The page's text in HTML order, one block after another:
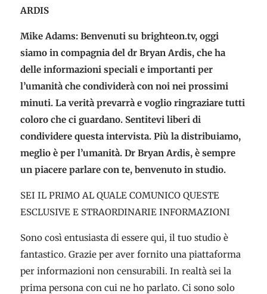
ARDIS
Mike Adams: Benvenuti su brighteon.tv, oggi
siamo in compagnia del dr Bryan Ardis, che ha
delle informazioni speciali e importanti per
l’umanità che condividerà con noi nei prossimi
minuti. La verità prevarrà e voglio ringraziare tutti
coloro che ci guardano. Sentitevi liberi di
condividere questa intervista. Più la distribuiamo,
meglio è per l’umanità. Dr Bryan Ardis, è sempre
un piacere parlare con te, benvenuto in studio.
SEI IL PRIMO AL QUALE COMUNICO QUESTE
ESCLUSIVE E STRAORDINARIE INFORMAZIONI
Sono così entusiasta di essere qui, il tuo studio è
fantastico. Grazie per aver fornito una piattaforma
per informazioni non censurabili. In realtà sei la
prima persona con cui ne ho parlato. Ci sono solo